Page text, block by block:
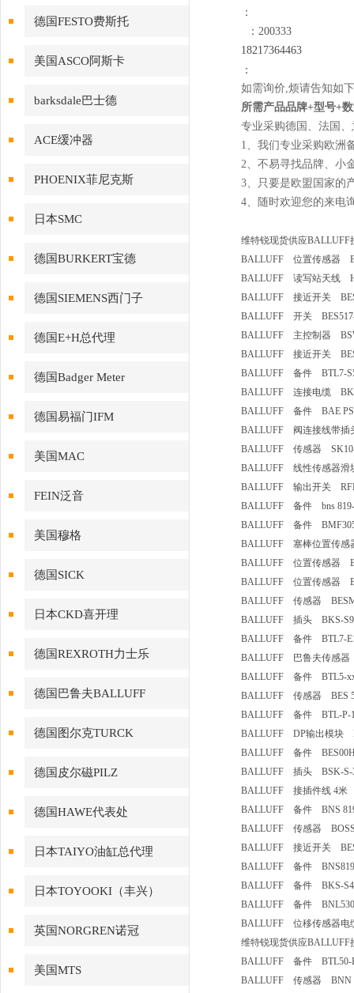
德国FESTO费斯托
美国ASCO阿斯卡
barksdale巴士德
ACE缓冲器
PHOENIX菲尼克斯
日本SMC
德国BURKERT宝德
德国SIEMENS西门子
德国E+H总代理
德国Badger Meter
德国易福门IFM
美国MAC
FEIN泛音
美国穆格
德国SICK
日本CKD喜开理
德国REXROTH力士乐
德国巴鲁夫BALLUFF
德国图尔克TURCK
德国皮尔磁PILZ
德国HAWE代表处
日本TAIYO油缸总代理
日本TOYOOKI（丰兴）
英国NORGREN诺冠
美国MTS
：
：200333
18217364463
：
如需询价,烦请告知如
所需产品品牌+型号+
专业采购德国、法国
1、我们专业采购欧洲
2、不易寻找品牌、小
3、只要是欧盟国家的
4、随时欢迎您的来电
维特锐现货供应BALLUFF
BALLUFF 位置传感器
BALLUFF 读写站天线
BALLUFF 接近开关
BALLUFF 开关
BALLUFF 主控制器
BALLUFF 接近开关
BALLUFF 备件 BTL7-
BALLUFF 连接电缆
BALLUFF 备件 BAE PS-
BALLUFF 阀连接线带插
BALLUFF 传感器 SK10-
BALLUFF 线性传感器滑
BALLUFF 输出开关
BALLUFF 备件 bns 819-
BALLUFF 备件
BALLUFF 塞棒位置传感
BALLUFF 位置传感器
BALLUFF 位置传感器
BALLUFF 传感器
BALLUFF 插头 BKS-
BALLUFF 备件 BTL7-
BALLUFF 巴鲁夫传感器
BALLUFF 备件 BTL5-
BALLUFF 传感器 BES
BALLUFF 备件 BTL-P-
BALLUFF DP输出模块
BALLUFF 备件 BES00H6
BALLUFF 插头 BSK-S-
BALLUFF 接插件线 4米
BALLUFF 备件 BNS
BALLUFF 传感器
BALLUFF 接近开关 BES
BALLUFF 备件
BALLUFF 备件 BKS-
BALLUFF 备件
BALLUFF 位移传感器电
维特锐现货供应BALLUFF
BALLUFF 备件 BTL50-
BALLUFF 传感器 BNN